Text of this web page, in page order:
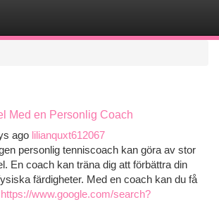
Med en Personlig Coach
ago lilianquxt612067
personlig tenniscoach kan göra av stor
En coach kan träna dig att förbättra din
färdigheter. Med en coach kan du få
https://www.google.com/search?